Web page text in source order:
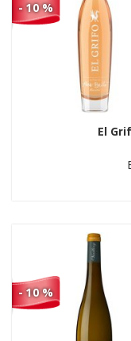
- 10 %
El
- 10 %